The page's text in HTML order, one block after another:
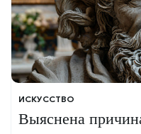
ИСКУССТВО
Выяснена